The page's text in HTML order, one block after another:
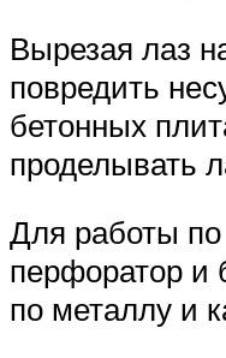
Вырезая лаз
повредить
бетонных
проделывать
Для работы по
перфоратор и
по металлу и